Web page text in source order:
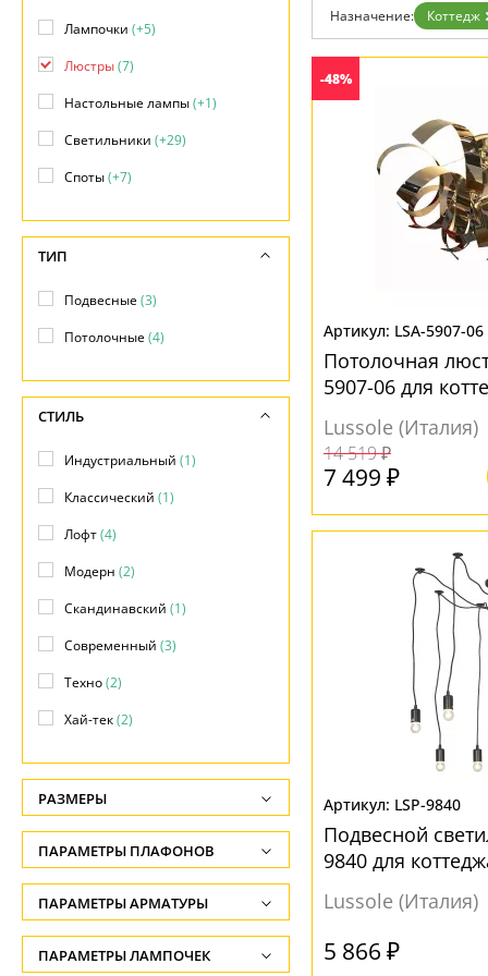
Возврат
Отзывы
Дизайнерам
Бренды
Контакты
Современный
Хай тек
Назначение: Коттедж
-48%
LSA-5907-06
Потолочная
5907-06 для
Lussole (Италия)
14 519 ₽
7 499 ₽
LSP-9840
Подвесной
9840 для
Lussole (Италия)
5 866 ₽
Лампочки (+5)
Люстры(7)
Настольные лампы(+1)
Светильники (+29)
Споты(+7)
ТИП
Подвесные(3)
Потолочные(4)
СТИЛЬ
Индустриальный (1)
Классический (1)
Лофт(4)
Модерн (2)
Скандинавский (1)
Современный (3)
Техно(2)
Хай-тек(2)
РАЗМЕРЫ
Высота, см
-
Ширина, см
-
ПАРАМЕТРЫ ПЛАФОНОВ
ФОРМА ПЛАФОНА
Без плафона(1)
ПАРАМЕТРЫ АРМАТУРЫ
ЦВЕТ АРМАТУРЫ
ПАРАМЕТРЫ ЛАМПОЧЕК